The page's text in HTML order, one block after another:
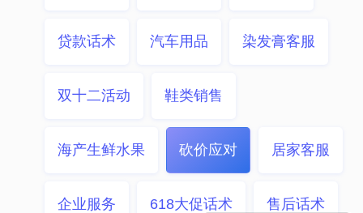
贷款话术 汽车用品 染发膏客服
双十二活动 鞋类销售
海产生鲜水果 砍价应对 居家客服
企业服务 618大促话术 售后话术